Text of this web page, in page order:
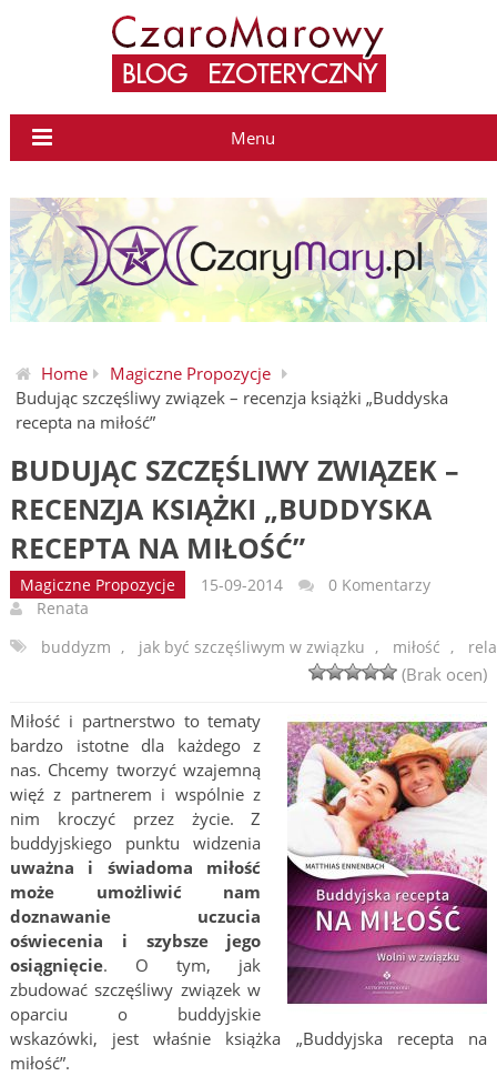
Menu
Home
Magiczne Propozycje
Budując szczęśliwy związek – recenzja książki „Buddyska
recepta na miłość”
BUDUJĄC SZCZĘŚLIWY ZWIĄZEK –
RECENZJA KSIĄŻKI „BUDDYSKA
RECEPTA NA MIŁOŚĆ”
Magiczne Propozycje 15-09-2014
0 Komentarzy
Renata
buddyzm , jak być szczęśliwym w związku , miłość ,
(Brak ocen)
Miłość i partnerstwo to tematy
bardzo istotne dla każdego z
nas. Chcemy tworzyć wzajemną
więź z partnerem i wspólnie z
nim kroczyć przez życie. Z
buddyjskiego punktu widzenia
uważna i świadoma miłość
może umożliwić nam
doznawanie uczucia
oświecenia i szybsze jego
osiągnięcie. O tym, jak
zbudować szczęśliwy związek w
oparciu o buddyjskie
wskazówki, jest właśnie książka „Buddyjska recepta na
miłość”.